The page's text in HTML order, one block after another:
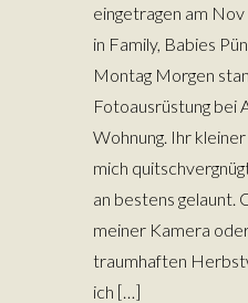
eingetragen am
in Family, Babies
Montag Morgen
Fotoausrüstung bei
Wohnung. Ihr
mich
an bestens gelaunt.
meiner Kamera
traumhaften
ich […]